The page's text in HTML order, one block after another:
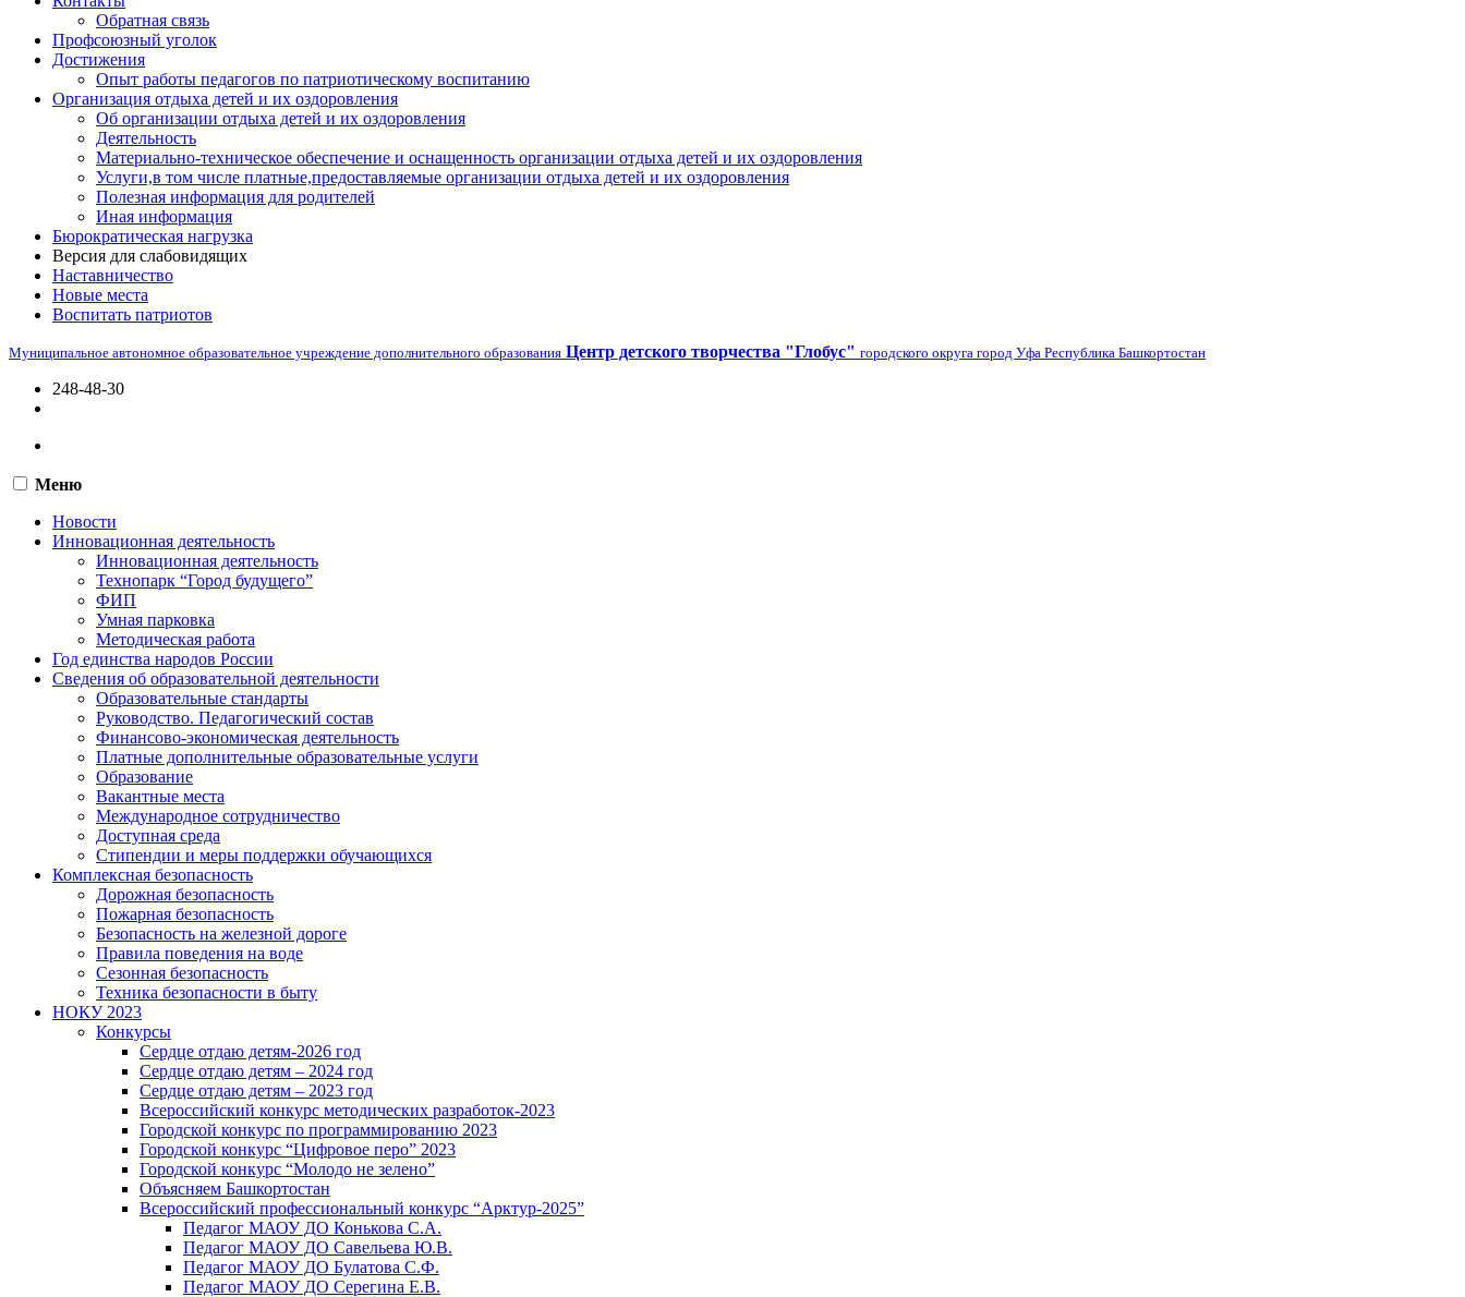
Обратная связь
Профсоюзный уголок
Достижения
Опыт работы педагогов по патриотическому воспитанию
Организация отдыха детей и их оздоровления
Об организации отдыха детей и их оздоровления
Деятельность
Материально-техническое обеспечение и оснащенность организации отдыха детей и их оздоровления
Услуги,в том числе платные,предоставляемые организации отдыха детей и их оздоровления
Полезная информация для родителей
Иная информация
Бюрократическая нагрузка
Версия для слабовидящих
Наставничество
Новые места
Воспитать патриотов
Муниципальное автономное образовательное учреждение дополнительного образования Центр детского творчества "Глобус" городского округа город Уфа Республика Башкортостан
248-48-30
Меню
Новости
Инновационная деятельность
Инновационная деятельность
Технопарк “Город будущего”
ФИП
Умная парковка
Методическая работа
Год единства народов России
Сведения об образовательной деятельности
Образовательные стандарты
Руководство. Педагогический состав
Финансово-экономическая деятельность
Платные дополнительные образовательные услуги
Образование
Вакантные места
Международное сотрудничество
Доступная среда
Стипендии и меры поддержки обучающихся
Комплексная безопасность
Дорожная безопасность
Пожарная безопасность
Безопасность на железной дороге
Правила поведения на воде
Сезонная безопасность
Техника безопасности в быту
НОКУ 2023
Конкурсы
Сердце отдаю детям-2026 год
Сердце отдаю детям – 2024 год
Сердце отдаю детям – 2023 год
Всероссийский конкурс методических разработок-2023
Городской конкурс по программированию 2023
Городской конкурс “Цифровое перо” 2023
Городской конкурс “Молодо не зелено”
Объясняем Башкортостан
Всероссийский профессиональный конкурс “Арктур-2025”
Педагог МАОУ ДО Конькова С.А.
Педагог МАОУ ДО Савельева Ю.В.
Педагог МАОУ ДО Булатова С.Ф.
Педагог МАОУ ДО Серегина Е.В.